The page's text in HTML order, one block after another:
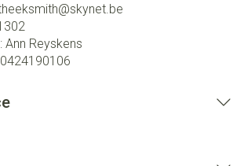
skynet.be
Ann Reyskens